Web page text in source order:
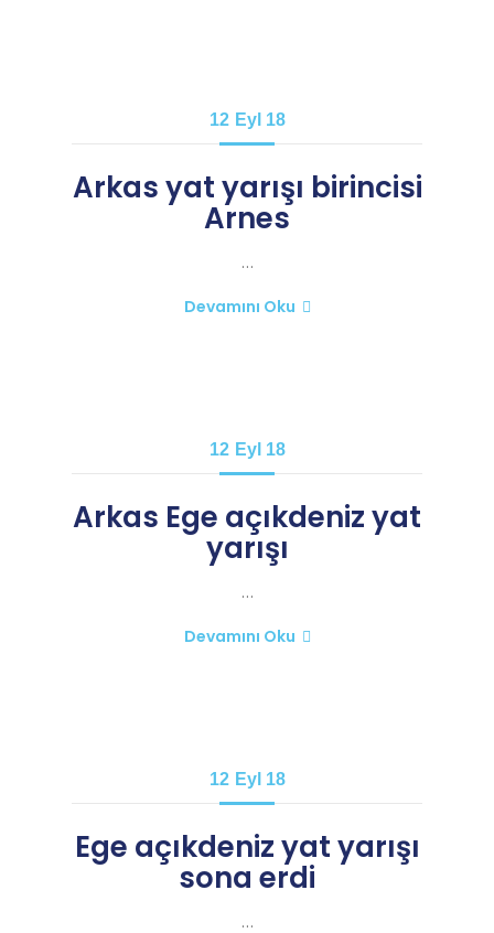
12 Eyl 18
Arkas yat yarışı birincisi
Arnes
…
Devamını Oku
12 Eyl 18
Arkas Ege açıkdeniz yat
yarışı
…
Devamını Oku
12 Eyl 18
Ege açıkdeniz yat yarışı
sona erdi
…